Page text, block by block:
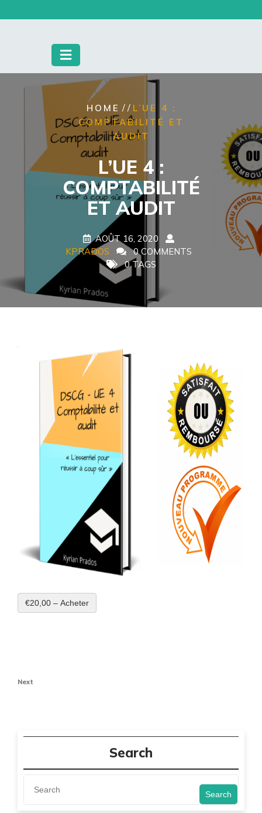
to
HOME / / L’UE 4 :
COMPTABILITÉ ET
AUDIT
L’UE 4 :
COMPTABILITÉ
ET AUDIT
AOÛT 16, 2020
KPRADOS
0 COMMENTS
0 TAGS
€20,00 – Acheter
de
Next
Next
Search
Search